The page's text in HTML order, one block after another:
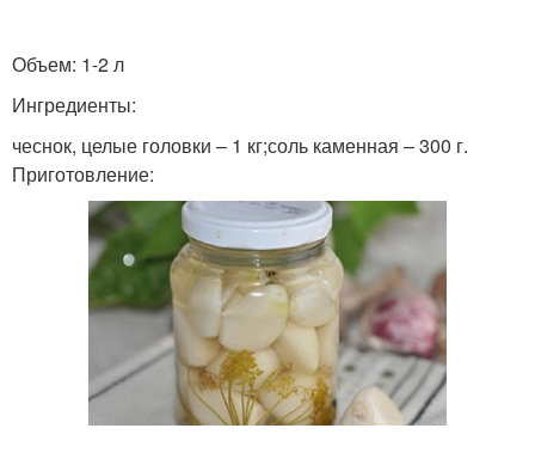
Объем: 1-2 л
Ингредиенты:
чеснок, целые головки – 1 кг;соль каменная – 300 г.
Приготовление: